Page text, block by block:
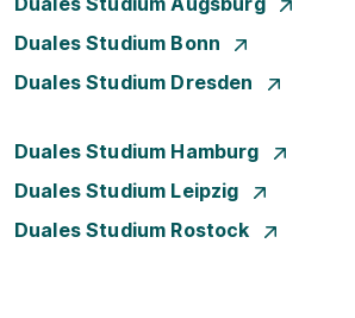
Duales Studium Bonn
Duales Studium Dresden
Duales Studium Hamburg
Duales Studium Leipzig
Duales Studium Rostock